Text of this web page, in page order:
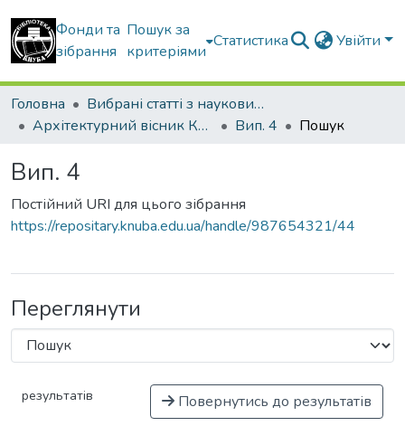
Фонди та
зібрання
Пошук за
критеріями
Статистика Увійти
Головна
Вибрані статті з наукових збірників КНУБА
Архітектурний вісник КНУБА
Вип. 4 Пошук
Вип. 4
Постійний URI для цього зібрання
https://repositary.knuba.edu.ua/handle/987654321/44
Переглянути
результатів Повернутись до результатів